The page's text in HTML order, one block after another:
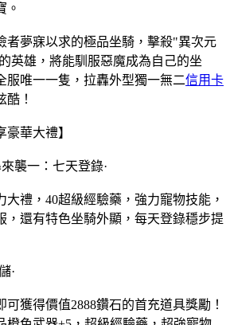
。
者夢寐以求的極品坐騎，擊殺"異次元
英雄，將能馴服惡魔成為自己的坐
服唯一一隻，拉轟外型獨一無二信用卡
酷！
豪華大禮】
來襲一：七天登錄·
禮，40超級經驗藥，強力寵物技能，
，還有特色坐騎外顯，每天登錄穩步提
·
獲得價值2888鑽石的首充道具獎勵！